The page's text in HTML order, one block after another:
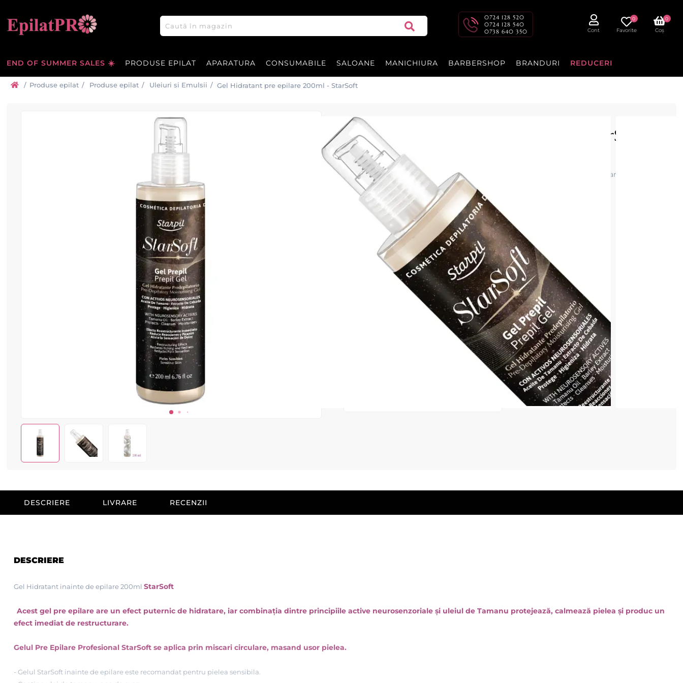
0724 128 520
0724 128 540
0738 640 350
Cont Favorite
0
Coș
0
END OF SUMMER SALES ☀️ PRODUSE EPILAT APARATURA CONSUMABILE SALOANE MANICHIURA BARBERSHOP BRANDURI REDUCERI
/ Produse epilat / Produse epilat / Uleiuri si Emulsii / Gel Hidratant pre epilare 200ml - StarSoft
Gel Hidratant pre epilare 200ml - StarSoft
Gel Hidratant Pre Epilare 200ml StarSoft.
Acest gel are efect puternic de hidratare si pregateste pielea inainte de epilare.
30 recenzii| Adăugați recenzia dvs.
Cod produs: ESP71
ADAUGĂ ÎN COȘ
💰 puncte în valoare de de0,30 lei💸
DESCRIERE LIVRARE RECENZII
DESCRIERE
Gel Hidratant inainte de epilare 200ml StarSoft
Acest gel pre epilare are un efect puternic de hidratare, iar combinația dintre principiile active neurosenzoriale și uleiul de Tamanu protejează, calmează pielea și produc un
efect imediat de restructurare.
Gelul Pre Epilare Profesional StarSoft se aplica prin miscari circulare, masand usor pielea.
- Gelul StarSoft inainte de epilare este recomandat pentru pielea sensibila.